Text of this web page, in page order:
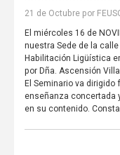
21 de Octubre por
El miércoles 16 de
nuestra Sede de la
Habilitación Ligüística
por Dña. Ascensión
El Seminario va
enseñanza concertada
en su contenido.